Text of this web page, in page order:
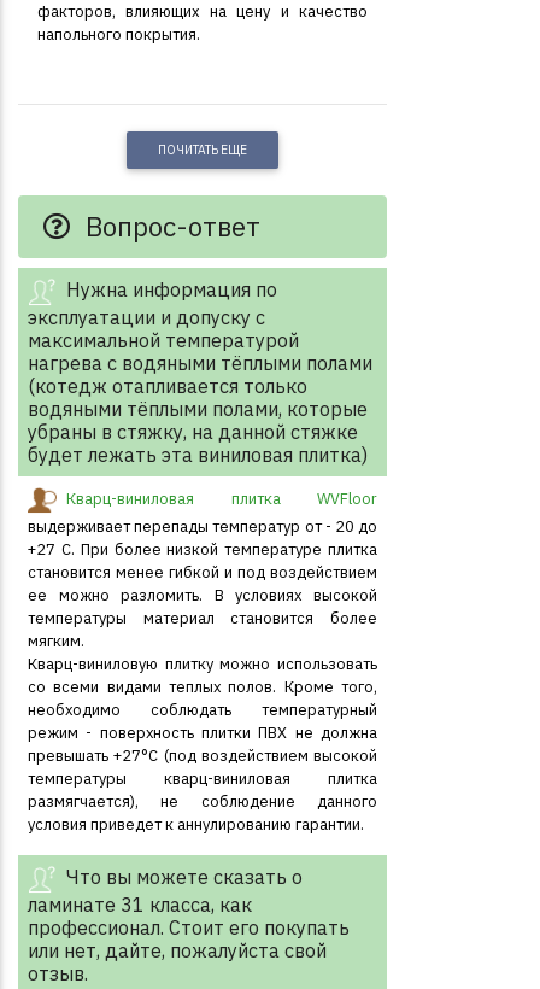
факторов, влияющих на цену и качество
напольного покрытия.
ПОЧИТАТЬ ЕЩЕ
Вопрос-ответ
Нужна информация по
эксплуатации и допуску с
максимальной температурой
нагрева с водяными тёплыми полами
(котедж отапливается только
водяными тёплыми полами, которые
убраны в стяжку, на данной стяжке
будет лежать эта виниловая плитка)
Кварц-виниловая плитка WVFloor
выдерживает перепады температур от - 20 до
+27 С. При более низкой температуре плитка
становится менее гибкой и под воздействием
ее можно разломить. В условиях высокой
температуры материал становится более
мягким.
Кварц-виниловую плитку можно использовать
со всеми видами теплых полов. Кроме того,
необходимо соблюдать температурный
режим - поверхность плитки ПВХ не должна
превышать +27°С (под воздействием высокой
температуры кварц-виниловая плитка
размягчается), не соблюдение данного
условия приведет к аннулированию гарантии.
Что вы можете сказать о
ламинате 31 класса, как
профессионал. Стоит его покупать
или нет, дайте, пожалуйста свой
отзыв.